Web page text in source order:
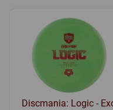
Discmania: Logic -